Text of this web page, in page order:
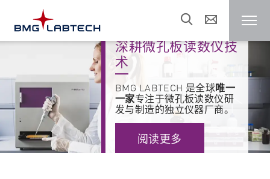
顾客
研究领域
深耕微孔板读数仪技
术
BMG LABTECH 是全球唯一
一家专注于微孔板读数仪研
发与制造的独立仪器厂商。
阅读更多